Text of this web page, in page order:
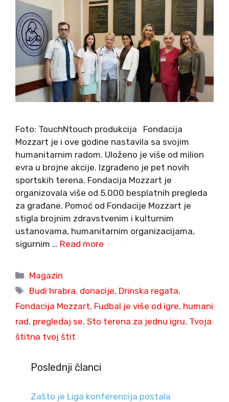
Foto: TouchNtouch produkcija Fondacija
Mozzart je i ove godine nastavila sa svojim
humanitarnim radom. Uloženo je više od milion
evra u brojne akcije. Izgrađeno je pet novih
sportskih terena. Fondacija Mozzart je
organizovala više od 5.000 besplatnih pregleda
za građane. Pomoć od Fondacije Mozzart je
stigla brojnim zdravstvenim i kulturnim
ustanovama, humanitarnim organizacijama,
sigurnim … Read more
Categories
Magazin
Tags
Budi hrabra, donacije, Drinska regata,
Fondacija Mozzart, Fudbal je više od igre, humani
rad, pregledaj se, Sto terena za jednu igru, Tvoja
štitna tvoj štit
Poslednji članci
Zašto je Liga konferencija postala